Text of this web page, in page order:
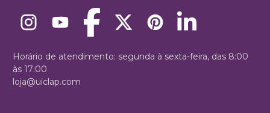
Horário de atendimento: segunda à sexta-feira, das 8:00
às 17:00
loja@uiclap.com